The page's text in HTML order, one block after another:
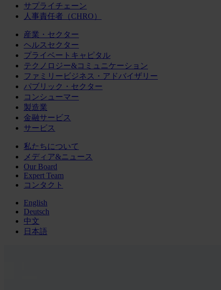
サプライチェーン
人事責任者（CHRO）
産業・セクター
ヘルスセクター
プライベートキャピタル
テクノロジー&コミュニケーション
ファミリービジネス・アドバイザリー
パブリック・セクター
コンシューマー
製造業
金融サービス
サービス
私たちについて
メディア&ニュース
Our Board
Expert Team
コンタクト
English
Deutsch
中文
日本語